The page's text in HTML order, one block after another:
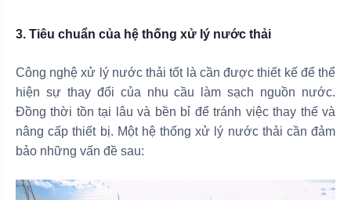
3. Tiêu chuẩn của hệ thống xử lý nước thải
Công nghệ xử lý nước thải tốt là cần được thiết kế để thể
hiện sự thay đổi của nhu cầu làm sạch nguồn nước.
Đồng thời tồn tại lâu và bền bỉ để tránh việc thay thế và
nâng cấp thiết bị. Một hệ thống xử lý nước thải cần đảm
bảo những vấn đề sau: